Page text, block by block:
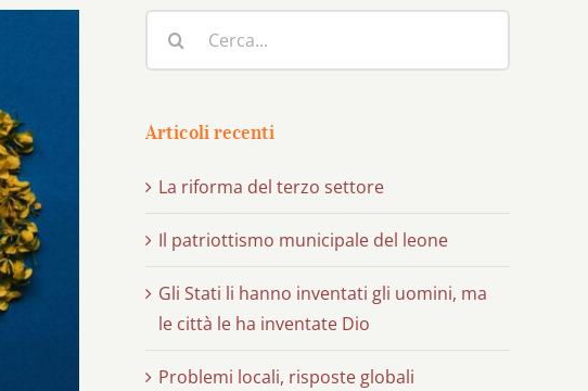
per:
Articoli recenti
La riforma del terzo settore
Il patriottismo municipale del leone
Gli Stati li hanno inventati gli uomini, ma
le città le ha inventate Dio
Problemi locali, risposte globali